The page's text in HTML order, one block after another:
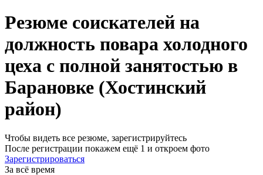
Резюме соискателей на
должность повара холодного
цеха с полной занятостью в
Барановке (Хостинский
район)
Чтобы видеть все резюме, зарегистрируйтесь
После регистрации покажем ещё 1 и откроем фото
Зарегистрироваться
За всё время